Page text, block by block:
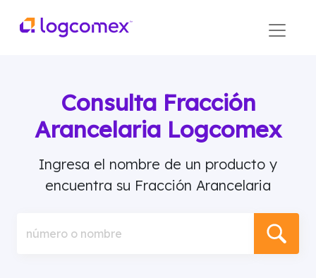
Consulta Fracción
Arancelaria Logcomex
Ingresa el nombre de un producto y
encuentra su Fracción Arancelaria
número o nombre